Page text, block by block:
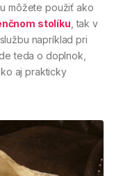
môžete použiť ako
stolíku , tak v
napríklad pri
teda o doplnok,
aj prakticky